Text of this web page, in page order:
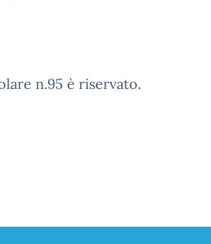
n.95 è riservato.